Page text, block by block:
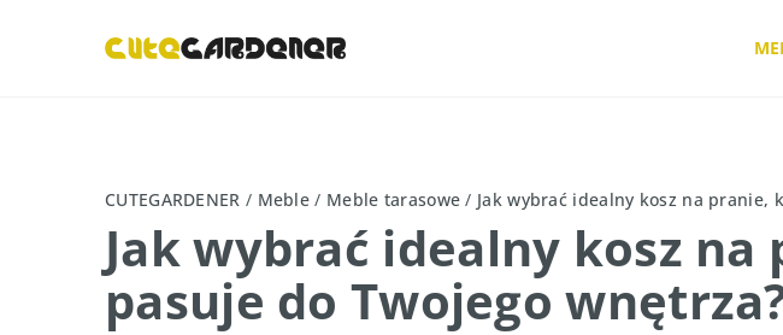
CUTEGARDENER / Meble / Meble tarasowe / Jak wybrać idealny kosz na pranie,
Jak wybrać idealny kosz
pasuje do Twojego